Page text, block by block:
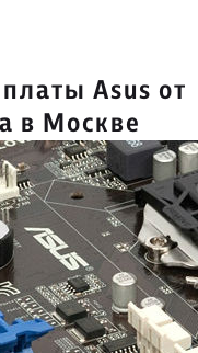
Asus от
в Москве